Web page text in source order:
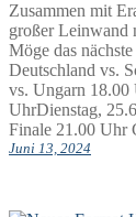
Zusammen mit
großer Leinwand
Möge das
Deutschland vs.
vs. Ungarn 18.00
UhrDienstag,
Finale 21.00 Uhr
Juni 13, 2024